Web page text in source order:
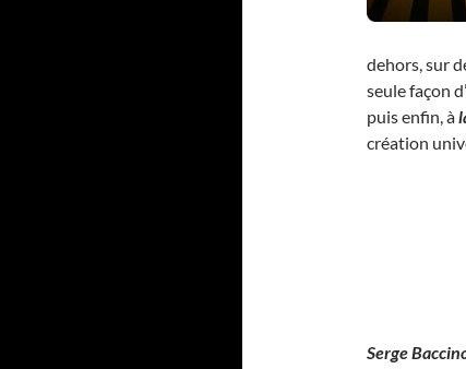
dehors, sur
seule façon
puis enfin, à
création
Serge